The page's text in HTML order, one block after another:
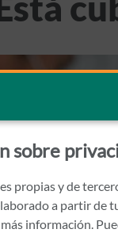
sobre
propias y de
a partir de
información.